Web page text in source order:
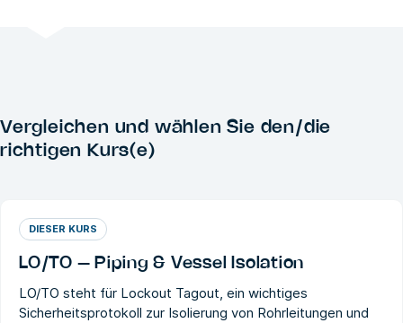
Vergleichen und wählen Sie den/die
richtigen Kurs(e)
DIESER KURS
LO/TO – Piping & Vessel Isolation
LO/TO steht für Lockout Tagout, ein wichtiges
Sicherheitsprotokoll zur Isolierung von Rohrleitungen und